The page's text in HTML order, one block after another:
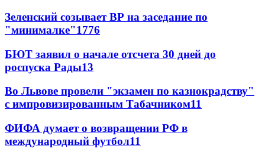
Зеленский созывает ВР на заседание по
"минималке"1776
БЮТ заявил о начале отсчета 30 дней до
роспуска Рады13
Во Львове провели "экзамен по казнокрадству"
с импровизированным Табачником11
ФИФА думает о возвращении РФ в
международный футбол11